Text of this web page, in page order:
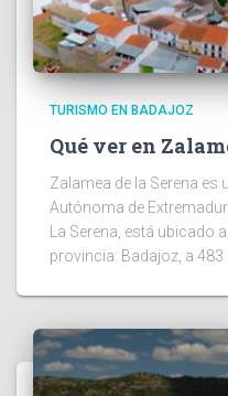
TURISMO EN BADAJOZ
Qué ver en
Zalamea de la Serena es
Autónoma de
La Serena, está ubicado
provincia: Badajoz, a